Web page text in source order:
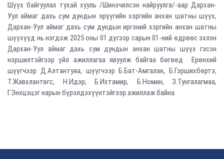
Шүүх байгуулах тухай хууль /Шинэчилсэн найруулга/-аар Дархан-
Уул аймаг дахь сум дундын эрүүгийн хэргийн анхан шатны шүүх,
Дархан-Уул аймаг дахь сум дундын иргэний хэргийн анхан шатны
шүүхүүд нь нэгдэж 2025 оны 01 дүгээр сарын 01-ний өдрөөс эхлэн
Дархан-Уул аймаг дахь сум дундын анхан шатны шүүх гэсэн
нэршилтэйгээр үйл ажиллагаа явуулж байгаа бөгөөд Ерөнхий
шүүгчээр Д.Алтантуяа, шүүгчээр Б.Бат-Амгалан, Б.Гэршихбөртэ,
Т.Жавхлантөгс, Н.Идэр, Б.Ихтамир, Б.Номин, З.Тунгалагмаа,
Г.Энхцэцэг нарын бүрэлдэхүүнтэйгээр ажиллаж байна.